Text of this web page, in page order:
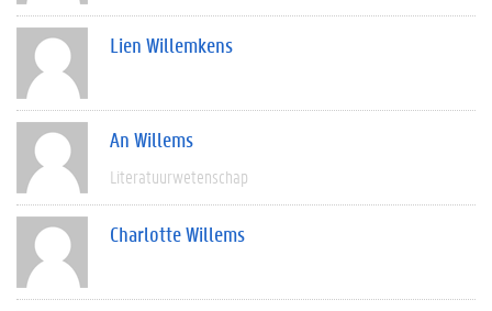
Lien Willemkens
An Willems
Literatuurwetenschap
Charlotte Willems